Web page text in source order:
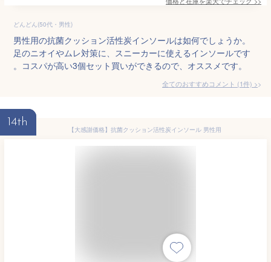
どんどん(50代・男性)
男性用の抗菌クッション活性炭インソールは如何でしょうか。
足のニオイやムレ対策に、スニーカーに使えるインソールです
。コスパが高い3個セット買いができるので、オススメです。
全てのおすすめコメント (1件) >
14th
【大感謝価格】抗菌クッション活性炭インソール 男性用